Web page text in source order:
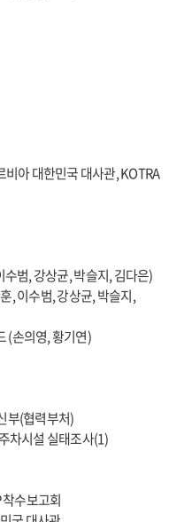
아 대한민국 대사관, KOTRA
범, 강상균, 박슬지, 김다은)
, 이수범, 강상균, 박슬지,
(손의영, 황기연)
부(협력부처)
차시설 실태조사(1)
수보고회